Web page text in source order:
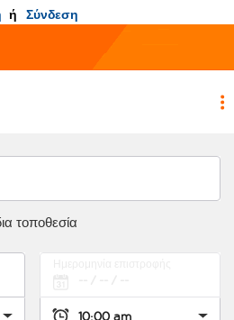
ή Σύνδεση
τοποθεσία